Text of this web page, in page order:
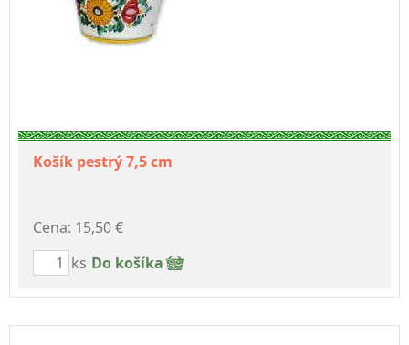
Košík pestrý 7,5 cm
Cena: 15,50 €
ks Do košíka